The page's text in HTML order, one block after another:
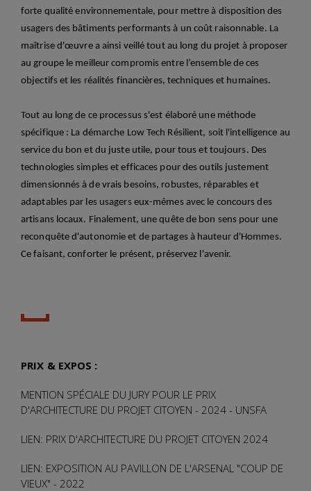
forte qualitéenvironnementale, pour mettre à disposition des
usagers des bâtiments performants à un coût raisonnable. La
maîtrise d'œuvrea ainsi veillé tout au long du projet à proposer
au groupele meilleur compromis entre l’ensemble de ces
objectifs et les réalités financières, techniques et humaines.
Tout au long de ce processus s'est élaboré une méthode
spécifique : La démarche Low Tech Résilient, soit l'intelligence au
service du bon et du juste utile, pour tous et toujours. Des
technologies simples et efficaces pour des outils justement
dimensionnés à de vrais besoins, robustes, réparables et
adaptables par les usagers eux-mêmes avec le concours des
artisans locaux. Finalement, une quête de bon sens pour une
reconquête d'autonomie et de partages à hauteur d'Hommes.
Ce faisant, conforter le présent, préservez l'avenir.
PRIX & EXPOS :
MENTION SPÉCIALE DU JURY POUR LE PRIX
D'ARCHITECTURE DU PROJET CITOYEN - 2024 - UNSFA
LIEN: PRIX D'ARCHITECTURE DU PROJET CITOYEN 2024
LIEN: EXPOSITION AU PAVILLON DE L'ARSENAL "COUP DE
VIEUX" - 2022